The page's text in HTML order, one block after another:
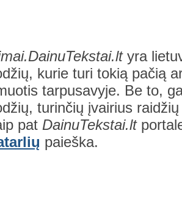
yra
kurie turi tokią pačią
tarpusavyje. Be to,
turinčių įvairius
pat DainuTekstai.lt
paieška.